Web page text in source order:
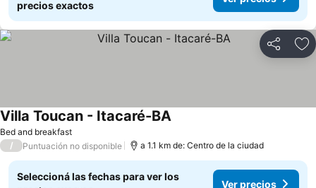
precios exactos
Compartir
Bed and breakfast
Villa Toucan - Itacaré-BA
/ Puntuación no disponible a 1.1 km de: Centro de la ciudad
Seleccioná las fechas para ver los
Ver precios